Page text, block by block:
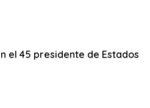
el 45 presidente de Estados